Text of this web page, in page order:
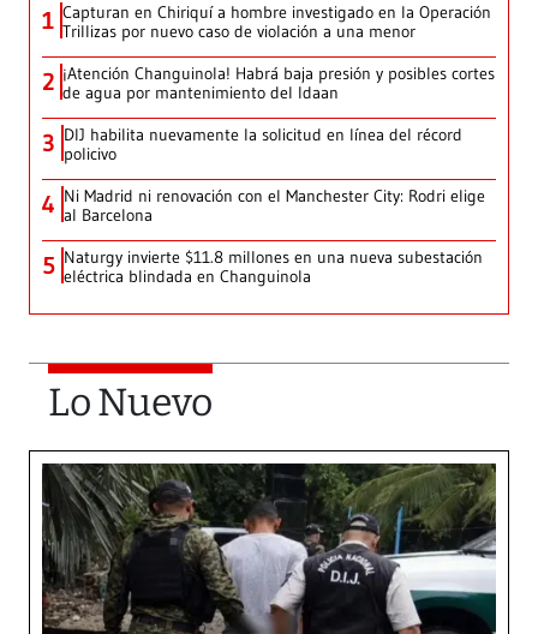
1 Capturan en Chiriquí a hombre investigado en la Operación
Trillizas por nuevo caso de violación a una menor
2 ¡Atención Changuinola! Habrá baja presión y posibles cortes
de agua por mantenimiento del Idaan
3 DIJ habilita nuevamente la solicitud en línea del récord
policivo
4 Ni Madrid ni renovación con el Manchester City: Rodri elige
al Barcelona
5 Naturgy invierte $11.8 millones en una nueva subestación
eléctrica blindada en Changuinola
Lo Nuevo